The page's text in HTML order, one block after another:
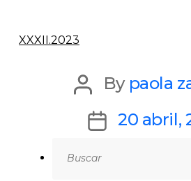
XXXII.2023
Post
author
By paola
Post20 abril,
for: